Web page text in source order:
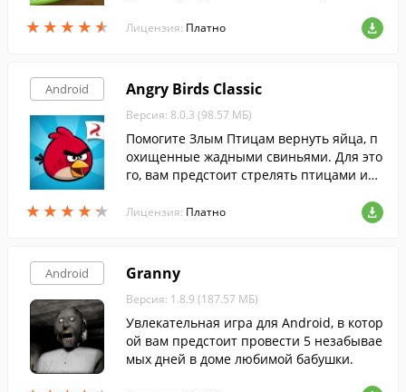
★ ★ ★ ★ ★
★ ★ ★ ★ ★ Лицензия: Платно
Android
★ ★ ★ ★ ★
★ ★ ★ ★ ★
Angry Birds Classic
Версия: 8.0.3 (98.57 МБ)
Помогите Злым Птицам вернуть яйца, п
охищенные жадными свиньями. Для это
го, вам предстоит стрелять птицами из
Лицензия: Платно
Android Granny
Версия: 1.8.9 (187.57 МБ)
Увлекательная игра для Android, в котор
ой вам предстоит провести 5 незабывае
мых дней в доме любимой бабушки.